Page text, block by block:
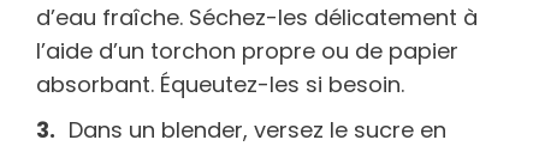
d’eau fraîche. Séchez-les délicatement à
l’aide d’un torchon propre ou de papier
absorbant. Équeutez-les si besoin.
Dans un blender, versez le sucre en